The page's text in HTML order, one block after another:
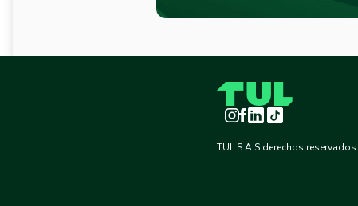
Instagram
Facebook
LinkedInTikTok
TUL S.A.S derechos reservados